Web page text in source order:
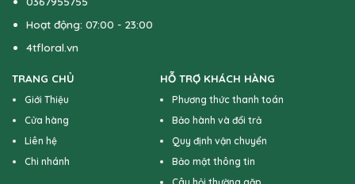
Hoạt động: 07:00 - 23:00
4tfloral.vn
TRANG CHỦ
Giới Thiệu
Cửa hàng
Liên hệ
Chi nhánh
HỖ TRỢ KHÁCH HÀNG
Phương thức thanh toán
Bảo hành và đổi trả
Quy định vận chuyển
Bảo mật thông tin